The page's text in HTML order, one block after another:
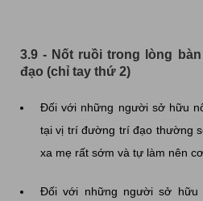
3.9 - Nốt ruồi trong lòng
đạo (chỉ tay thứ 2)
Đối với những người sở hữu
tại vị trí đường trí đạo thường
xa mẹ rất sớm và tự làm nên
Đối với những người sở